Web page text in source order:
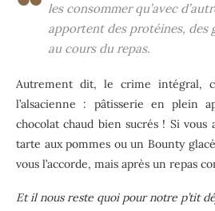
les consommer qu’avec
apportent des protéines, des
au cours du repas.
Autrement dit, le crime intégral,
l’alsacienne : pâtisserie en plein
chocolat chaud bien sucrés ! Si vous
tarte aux pommes ou un Bounty
vous l’accorde, mais après un repas
Et il nous reste quoi pour notre p’tit